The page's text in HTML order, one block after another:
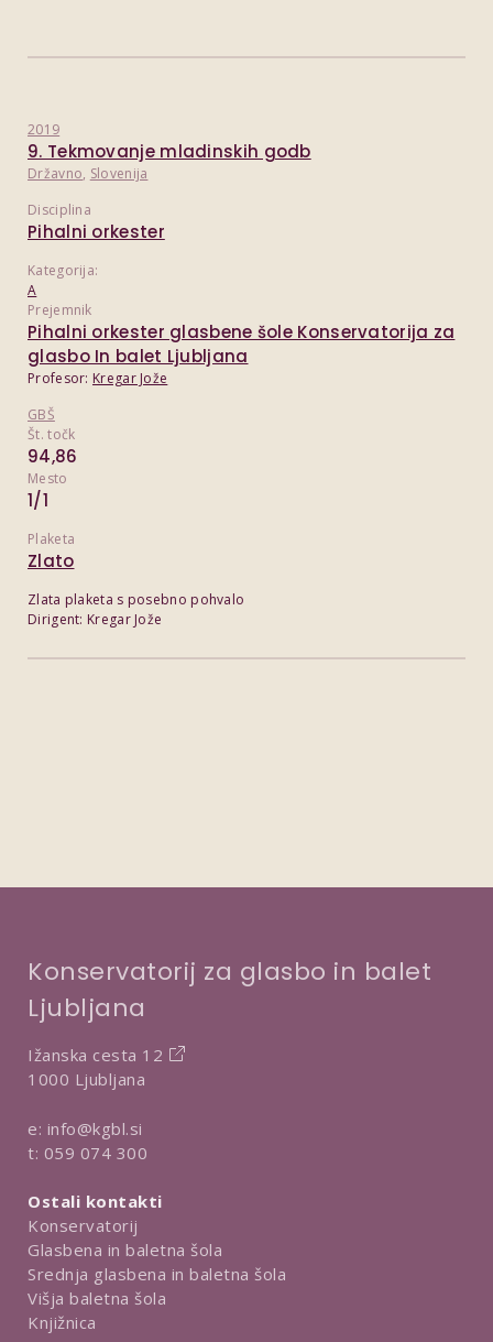
2019
9. Tekmovanje mladinskih godb
Državno, Slovenija
Disciplina
Pihalni orkester
Kategorija:
A
Prejemnik
Pihalni orkester glasbene šole Konservatorija za
glasbo In balet Ljubljana
Profesor: Kregar Jože
GBŠ
Št. točk
94,86
Mesto
1/1
Plaketa
Zlato
Zlata plaketa s posebno pohvalo
Dirigent: Kregar Jože
Konservatorij za glasbo in balet
Ljubljana
Ižanska cesta 12
1000 Ljubljana
e: info@kgbl.si
t: 059 074 300
Ostali kontakti
Konservatorij
Glasbena in baletna šola
Srednja glasbena in baletna šola
Višja baletna šola
Knjižnica